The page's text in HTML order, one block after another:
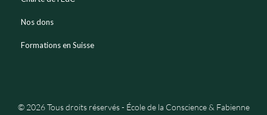
Nos dons
Formations en Suisse
© 2026 Tous droits réservés - École de la Conscience & Fabienne